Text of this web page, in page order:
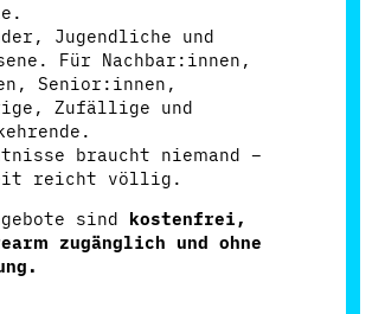
Jugendliche und
Für Nachbar:innen,
Senior:innen,
Zufällige und
braucht niemand –
reicht völlig.
sind kostenfrei,
zugänglich und ohne